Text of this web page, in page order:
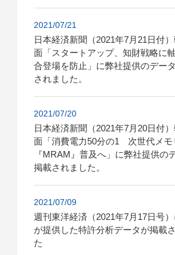
2021/07/21
日本経済新聞（2021年7月21日付
面「スタートアップ、知財戦略に
合登場を防止」に弊社提供のデー
されました。
2021/07/20
日本経済新聞（2021年7月20日付
面「消費電力50分の1 次世代メモ
『MRAM』普及へ」に弊社提供の
掲載されました。
2021/07/09
週刊東洋経済（2021年7月17日号
が提供した特許分析データが掲載
た